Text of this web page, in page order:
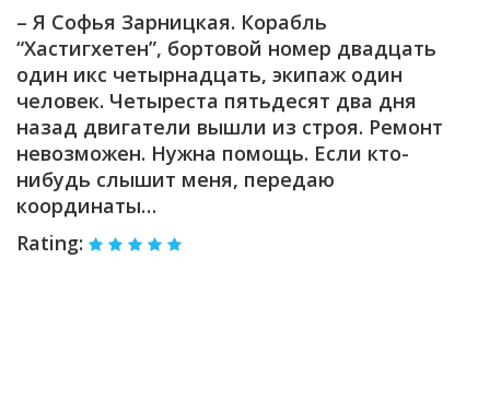
– Я Софья Зарницкая. Корабль
“Хастигхетен”, бортовой номер двадцать
один икс четырнадцать, экипаж один
человек. Четыреста пятьдесят два дня
назад двигатели вышли из строя. Ремонт
невозможен. Нужна помощь. Если кто-
нибудь слышит меня, передаю
координаты…
Rating: